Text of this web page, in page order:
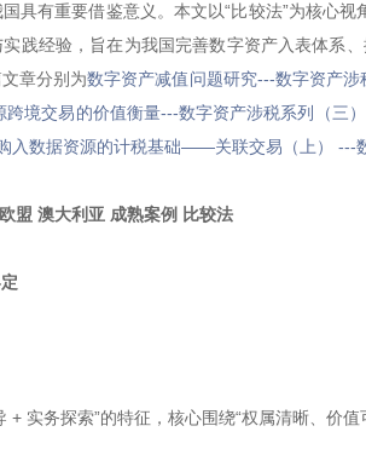
具有重要借鉴意义。本文以“比较法”为核心
践经验，旨在为我国完善数字资产入表体系、
章分别为数字资产减值问题研究---数字资产涉
跨境交易的价值衡量---数字资产涉税系列（三）
入数据资源的计税基础——关联交易（上） ---
盟 澳大利亚 成熟案例 比较法
实务探索”的特征，核心围绕“权属清晰、价值